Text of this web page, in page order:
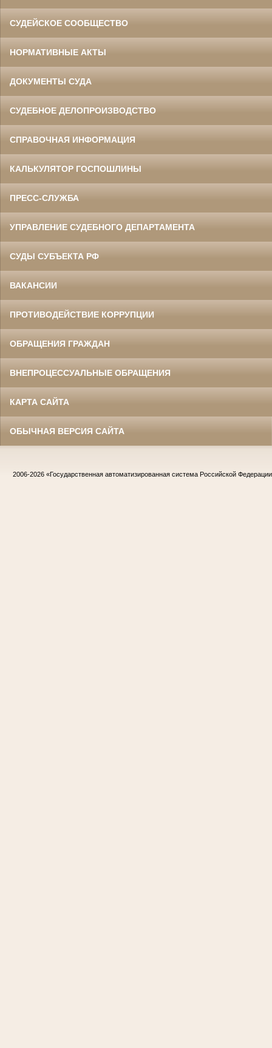
СУДЕЙСКОЕ СООБЩЕСТВО
НОРМАТИВНЫЕ АКТЫ
ДОКУМЕНТЫ СУДА
СУДЕБНОЕ ДЕЛОПРОИЗВОДСТВО
СПРАВОЧНАЯ ИНФОРМАЦИЯ
КАЛЬКУЛЯТОР ГОСПОШЛИНЫ
ПРЕСС-СЛУЖБА
УПРАВЛЕНИЕ СУДЕБНОГО ДЕПАРТАМЕНТА
СУДЫ СУБЪЕКТА РФ
ВАКАНСИИ
ПРОТИВОДЕЙСТВИЕ КОРРУПЦИИ
ОБРАЩЕНИЯ ГРАЖДАН
ВНЕПРОЦЕССУАЛЬНЫЕ ОБРАЩЕНИЯ
КАРТА САЙТА
ОБЫЧНАЯ ВЕРСИЯ САЙТА
2006-2026 «Государственная автоматизированная система Российской